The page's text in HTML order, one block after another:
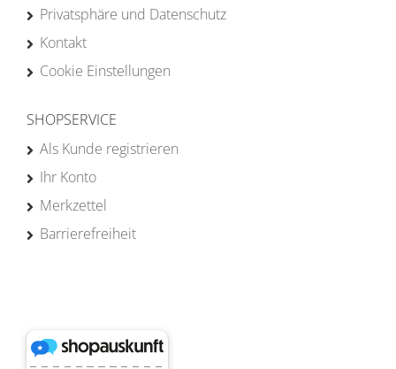
Privatsphäre und Datenschutz
Kontakt
Cookie Einstellungen
SHOPSERVICE
Als Kunde registrieren
Ihr Konto
Merkzettel
Barrierefreiheit